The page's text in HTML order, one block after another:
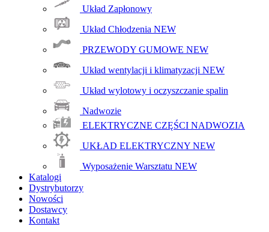
Układ Zapłonowy
Układ Chłodzenia NEW
PRZEWODY GUMOWE NEW
Układ wentylacji i klimatyzacji NEW
Układ wylotowy i oczyszczanie spalin
Nadwozie
ELEKTRYCZNE CZĘŚCI NADWOZIA
UKŁAD ELEKTRYCZNY NEW
Wyposażenie Warsztatu NEW
Katalogi
Dystrybutorzy
Nowości
Dostawcy
Kontakt